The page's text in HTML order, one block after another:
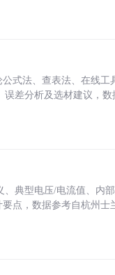
式法、查表法、在线工
差分析及选材建议，
典型电压/电流值、内
点，数据参考自杭州士